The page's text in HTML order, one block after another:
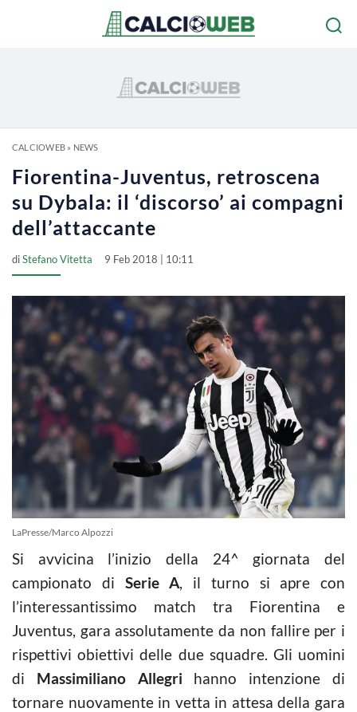
CALCIOWEB» NEWS
Fiorentina-Juventus, retroscena
su Dybala: il ‘discorso’ ai compagni
dell’attaccante
diStefano Vitetta 9 Feb 2018 | 10:11
LaPresse/Marco Alpozzi
Si avvicina l’inizio della 24^ giornata del
campionato di Serie A, il turno si apre con
l’interessantissimo match tra Fiorentina e
Juventus, gara assolutamente da non fallire per i
rispettivi obiettivi delle due squadre. Gli uomini
di Massimiliano Allegri hanno intenzione di
tornare nuovamente in vetta in attesa della gara